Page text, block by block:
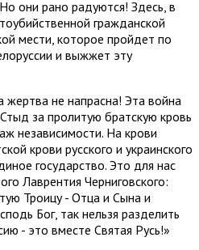
они рано радуются! Здесь, в
гражданской
мести, которое пройдет по
и выжжет эту
не напрасна! Эта война
за пролитую братскую кровь
независимости. На крови
крови русского и украинского
государство. Это для нас
Лаврентия Черниговского:
Троицу - Отца и Сына и
Бог, так нельзя разделить
- это вместе Святая Русь!»